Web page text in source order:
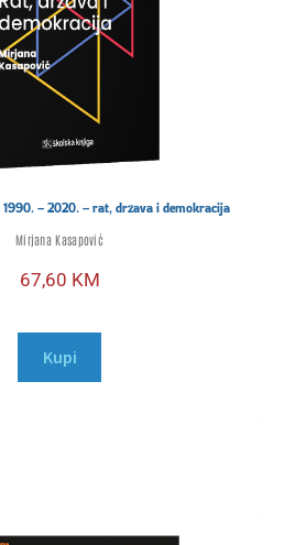
1990. – 2020. – rat, država i demokracija
Mirjana Kasapović
67,60 KM
Kupi